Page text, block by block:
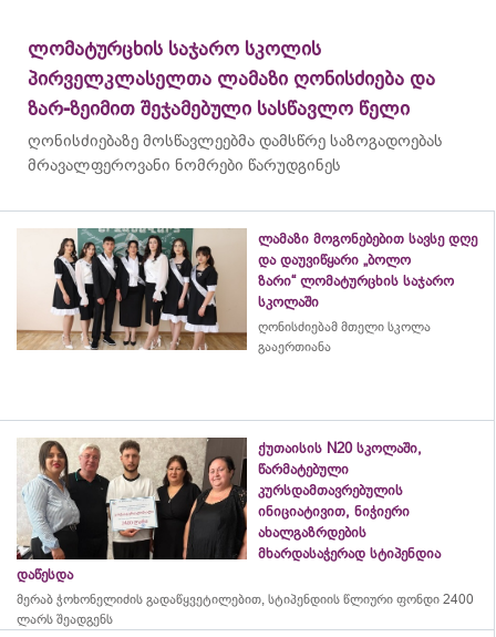
ლომატურცხის საჯარო სკოლის
პირველკლასელთა ლამაზი ღონისძიება და
ზარ-ზეიმით შეჯამებული სასწავლო წელი
ღონისძიებაზე მოსწავლეებმა დამსწრე საზოგადოებას
მრავალფეროვანი ნომრები წარუდგინეს
ლამაზი მოგონებებით სავსე დღე
და დაუვიწყარი „ბოლო
ზარი“ ლომატურცხის საჯარო
სკოლაში
ღონისძიებამ მთელი სკოლა
გააერთიანა
ქუთაისის N20 სკოლაში,
წარმატებული
კურსდამთავრებულის
ინიციატივით, ნიჭიერი
ახალგაზრდების
მხარდასაჭერად სტიპენდია
დაწესდა
მერაბ ჭოხონელიძის გადაწყვეტილებით, სტიპენდიის წლიური ფონდი 2400
ლარს შეადგენს